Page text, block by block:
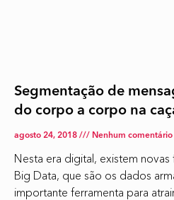
Segmentação de
do corpo a corpo na
agosto 24, 2018 Nenhum comentário
Nesta era digital, existem
Big Data, que são os dados
importante ferramenta para